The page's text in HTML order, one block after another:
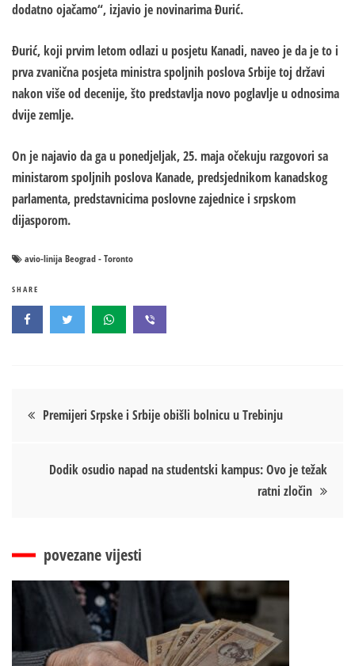
dodatno ojačamo“, izjavio je novinarima Đurić.
Đurić, koji prvim letom odlazi u posjetu Kanadi, naveo je da je to i
prva zvanična posjeta ministra spoljnih poslova Srbije toj državi
nakon više od decenije, što predstavlja novo poglavlje u odnosima
dvije zemlje.
On je najavio da ga u ponedjeljak, 25. maja očekuju razgovori sa
ministarom spoljnih poslova Kanade, predsjednikom kanadskog
parlamenta, predstavnicima poslovne zajednice i srpskom
dijasporom.
avio-linija Beograd - Toronto
SHARE
Кретање
Premijeri Srpske i Srbije obišli bolnicu u Trebinju
Dodik osudio napad na studentski kampus: Ovo je težak
ratni zločin
povezane vijesti